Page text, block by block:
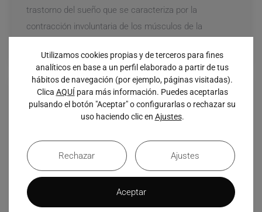
trastorno del sueño que se caracteriza por la
contracción involuntaria de los músculos de la
Utilizamos cookies propias y de terceros para fines
analíticos en base a un perfil elaborado a partir de tus
hábitos de navegación (por ejemplo, páginas visitadas).
Clica AQUÍ para más información. Puedes aceptarlas
pulsando el botón "Aceptar" o configurarlas o rechazar su
uso haciendo clic en Ajustes.
Aceptar
Rechazar Ajustes